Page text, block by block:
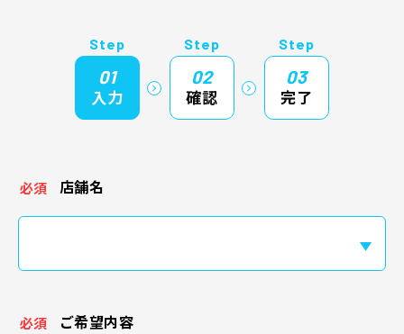
Step
01
入力
Step
02
確認
Step
03
完了
必須 店舗名
必須 ご希望内容